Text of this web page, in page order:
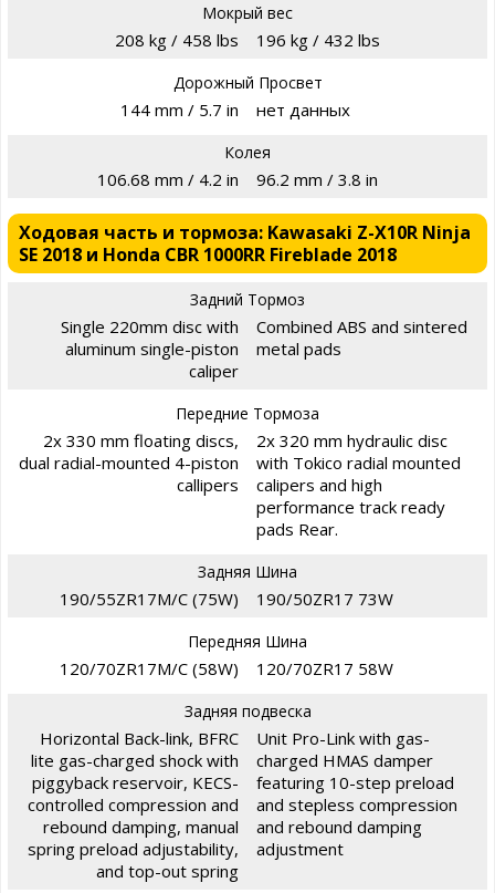
Мокрый вес
208 kg / 458 lbs 196 kg / 432 lbs
Дорожный Просвет
144 mm / 5.7 in нет данных
Колея
106.68 mm / 4.2 in 96.2 mm / 3.8 in
Ходовая часть и тормоза: Kawasaki Z-X10R Ninja
SE 2018 и Honda CBR 1000RR Fireblade 2018
Задний Тормоз
Single 220mm disc with
aluminum single-piston
caliper
Combined ABS and sintered
metal pads
Передние Тормоза
2x 330 mm floating discs,
dual radial-mounted 4-piston
callipers
2x 320 mm hydraulic disc
with Tokico radial mounted
calipers and high
performance track ready
pads Rear.
Задняя Шина
190/55ZR17M/C (75W) 190/50ZR17 73W
Передняя Шина
120/70ZR17M/C (58W) 120/70ZR17 58W
Задняя подвеска
Horizontal Back-link, BFRC
lite gas-charged shock with
piggyback reservoir, KECS-
controlled compression and
rebound damping, manual
spring preload adjustability,
and top-out spring
Unit Pro-Link with gas-
charged HMAS damper
featuring 10-step preload
and stepless compression
and rebound damping
adjustment